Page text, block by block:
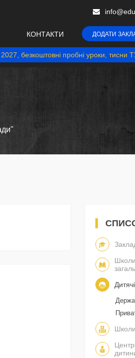
КОНТАКТИ ДОДАТИ
безкоштовні пробні уроки, тисни
Школи